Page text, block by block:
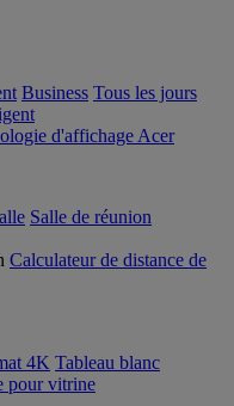
Business Tous les jours
d'affichage Acer
Salle de réunion
Calculateur de distance de
4K Tableau blanc
pour vitrine